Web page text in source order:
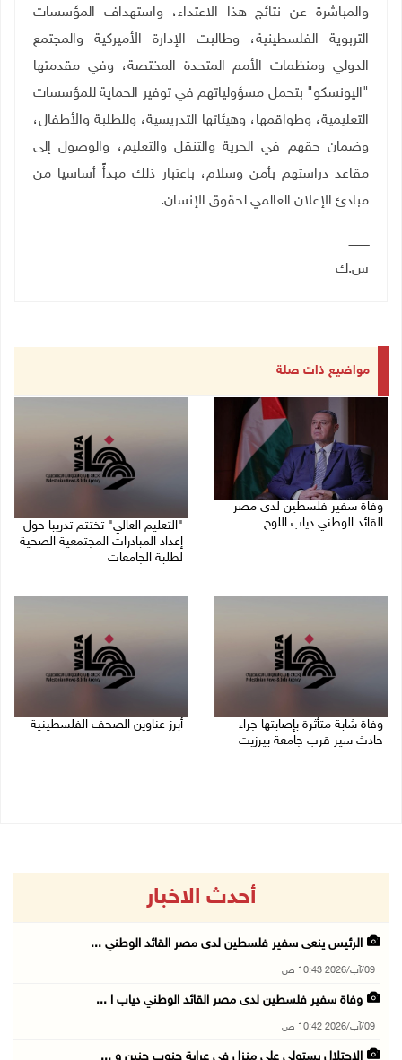
والمباشرة عن نتائج هذا الاعتداء، واستهداف المؤسسات
التربوية الفلسطينية، وطالبت الإدارة الأميركية والمجتمع
الدولي ومنظمات الأمم المتحدة المختصة، وفي مقدمتها
"اليونسكو" بتحمل مسؤولياتهم في توفير الحماية للمؤسسات
التعليمية، وطواقمها، وهيئاتها التدريسية، وللطلبة والأطفال،
وضمان حقهم في الحرية والتنقل والتعليم، والوصول إلى
مقاعد دراستهم بأمن وسلام، باعتبار ذلك مبدأً أساسيا من
مبادئ الإعلان العالمي لحقوق الإنسان.
ـــــــــــ
س.ك
مواضيع ذات صلة
وفاة سفير فلسطين لدى مصر
القائد الوطني دياب اللوح
"التعليم العالي" تختتم تدريبا حول
إعداد المبادرات المجتمعية الصحية
لطلبة الجامعات
وفاة شابة متأثرة بإصابتها جراء
حادث سير قرب جامعة بيرزيت
أبرز عناوين الصحف الفلسطينية
أحدث الاخبار
الرئيس ينعى سفير فلسطين لدى مصر القائد الوطني ...
09/آب/2026 10:43 ص
وفاة سفير فلسطين لدى مصر القائد الوطني دياب ا ...
09/آب/2026 10:42 ص